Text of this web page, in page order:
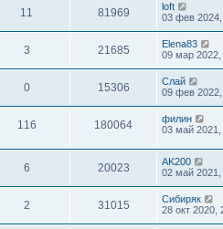
11 81969
loft
03 фев
3 21685
Elena83
09 мар 2022,
0 15306
Слай
09 фев
116 180064
филин
03 май 2021,
6 20023
AK200
02 май 2021,
2 31015
Сибиряк
28 окт 2020,